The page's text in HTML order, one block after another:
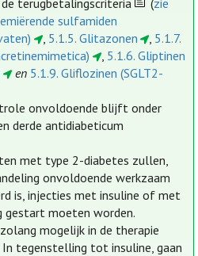
terugbetalingscriteria
(zie
sulfamiden
, 5.1.5. Glitazonen , 5.1.7.
, 5.1.6. Gliptinen
en 5.1.9. Gliflozinen (SGLT2-
onvoldoende blijft onder
derde antidiabeticum
met type 2-diabetes zullen,
onvoldoende werkzaam
is, injecties met insuline of met
gestart moeten worden.
mogelijk in de therapie
In tegenstelling tot insuline, gaan